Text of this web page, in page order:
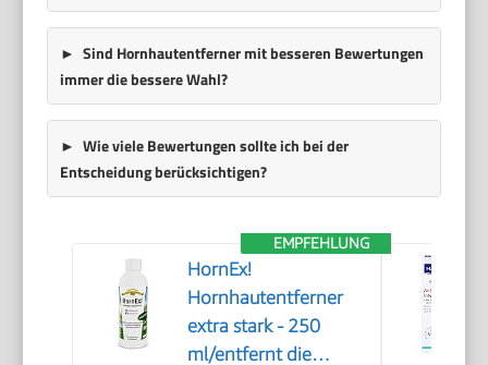
Sind Hornhautentferner mit besseren Bewertungen
immer die bessere Wahl?
Wie viele Bewertungen sollte ich bei der
Entscheidung berücksichtigen?
EMPFEHLUNG
HornEx!
Hornhautentferner
extra stark - 250
ml/entfernt die